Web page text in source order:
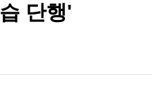
단행'